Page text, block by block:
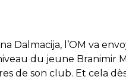
Dalmacija, l’OM va
du jeune Branimir
de son club. Et cela